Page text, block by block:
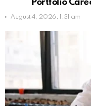
Portfolio
August 4, 2026, 1:31 am